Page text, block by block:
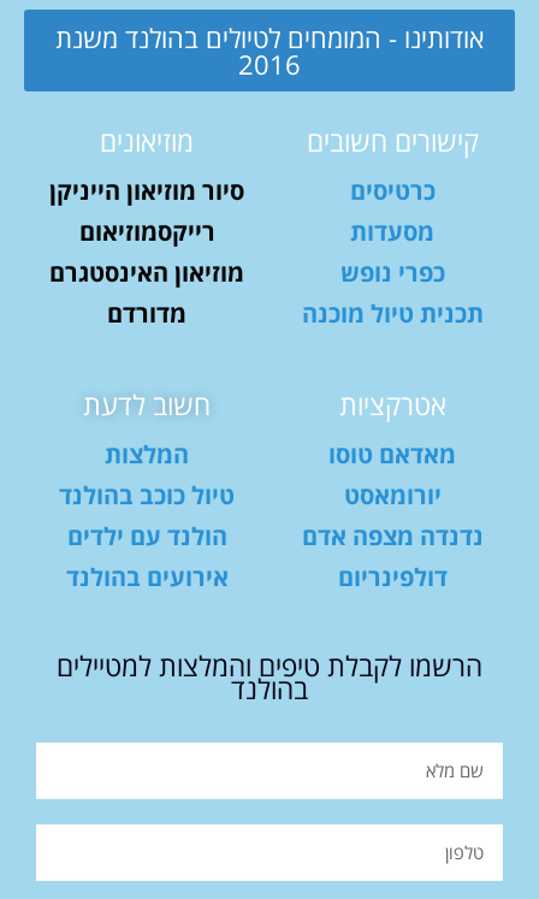
אודותינו - המומחים לטיולים בהולנד משנת
2016
קישורים חשובים
כרטיסים
מסעדות
כפרי נופש
תכנית טיול מוכנה
מוזיאונים
סיור מוזיאון הייניקן
רייקסמוזיאום
מוזיאון האינסטגרם
מדורדם
אטרקציות
מאדאם טוסו
יורומאסט
נדנדה מצפה אדם
דולפינריום
חשוב לדעת
המלצות
טיול כוכב בהולנד
הולנד עם ילדים
אירועים בהולנד
הרשמו לקבלת טיפים והמלצות למטיילים
בהולנד